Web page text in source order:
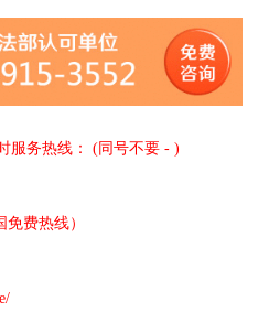
服务热线： (同号不要 - )
费热线）